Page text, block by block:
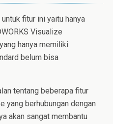
fitur ini yaitu hanya
Visualize
hanya memiliki
belum bisa
tentang beberapa fitur
yang berhubungan dengan
akan sangat membantu